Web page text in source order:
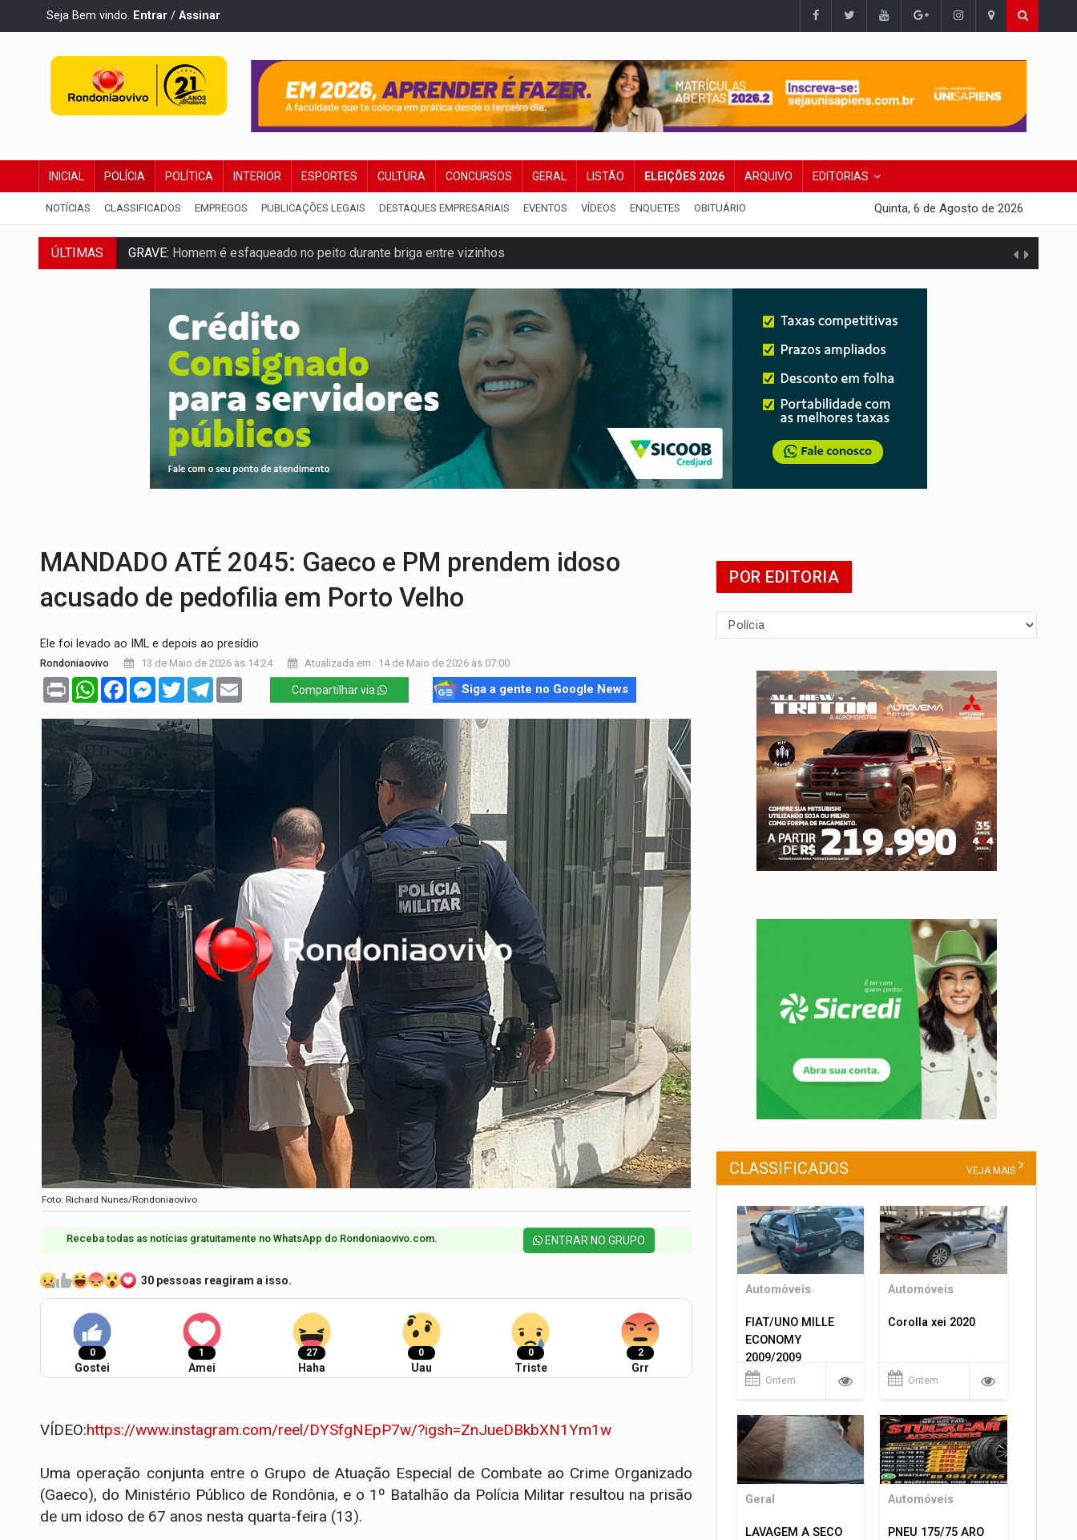
Seja Bem vindo. Entrar / Assinar
INICIAL POLÍCIA POLÍTICA INTERIOR ESPORTES CULTURA CONCURSOS GERAL LISTÃO ELEIÇÕES 2026 ARQUIVO EDITORIAS
NOTÍCIAS CLASSIFICADOS EMPREGOS PUBLICAÇÕES LEGAIS DESTAQUES EMPRESARIAIS EVENTOS VÍDEOS ENQUETES OBITUÁRIO Quinta, 6 de Agosto de 2026
ÚLTIMAS
GRAVE:Homem é esfaqueado no peito durante briga entre vizinhos
VÍDEO:Denarc e Receita Federal apreendem 12 kg de skunk e arma que iam para o Sudeste
Membros do CV são presos com armas e drogas após crime de tortur@
ENTRADA GRATUITA: Espetáculo As Marias Somos Nós será apresentado na capital
Três são presos após furto de motocicleta em frente de academia
CELEBRAÇÃO:Cerejeiras completa 43 anos de emancipação com programação esportiva
SAÚDE:Anvisa desmente boato sobre presença de plástico ou petróleo em ovos
VÍDEO:Pitbulls fogem de residência e atacam casal de idosos na zona Leste
AÇÃO CONJUNTA:Forças policiais apreendem cerca de 1kg de ouro em Rondônia
MANDADO ATÉ 2045: Gaeco e PM prendem idoso
acusado de pedofilia em Porto Velho
Ele foi levado ao IML e depois ao presídio
Rondoniaovivo 13 de Maio de 2026 às 14:24 Atualizada em : 14 de Maio de 2026 às 07:00
Print WhatsAppFacebookMessenger
TwitterTelegram Compartilhar via Siga a gente no Google News
Foto: Richard Nunes/Rondoniaovivo
Receba todas as notícias gratuitamente no WhatsApp do Rondoniaovivo.com.​ ENTRAR NO GRUPO
30 pessoas reagiram a isso.
0
Gostei
1
Amei
27
Haha
0
Uau
0
Triste
2
Grr
VÍDEO:https://www.instagram.com/reel/DYSfgNEpP7w/?igsh=ZnJueDBkbXN1Ym1w
Uma operação conjunta entre o Grupo de Atuação Especial de Combate ao Crime Organizado
(Gaeco), do Ministério Público de Rondônia, e o 1º Batalhão da Polícia Militar resultou na prisão
de um idoso de 67 anos nesta quarta-feira (13).
POR EDITORIA
CLASSIFICADOS VEJA MAIS
Automóveis
FIAT/UNO MILLE
ECONOMY
2009/2009
Ontem
Automóveis
Corolla xei 2020
Ontem
Geral
LAVAGEM A SECO
Automóveis
PNEU 175/75 ARO